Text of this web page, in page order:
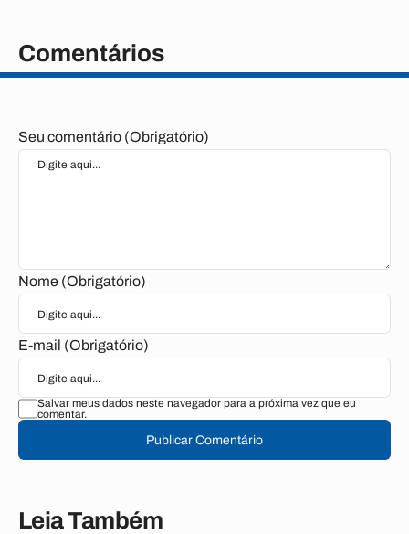
Comentários
Seu comentário (Obrigatório)
Nome (Obrigatório)
E-mail (Obrigatório)
Salvar meus dados neste navegador para a próxima vez que eu
comentar.
Publicar Comentário
Leia Também